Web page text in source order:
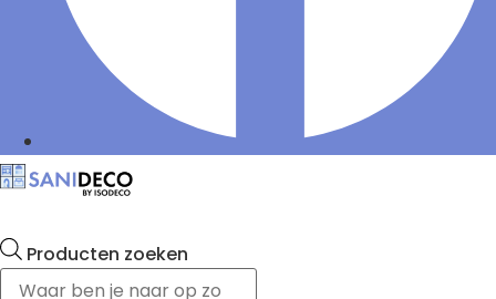
Producten zoeken